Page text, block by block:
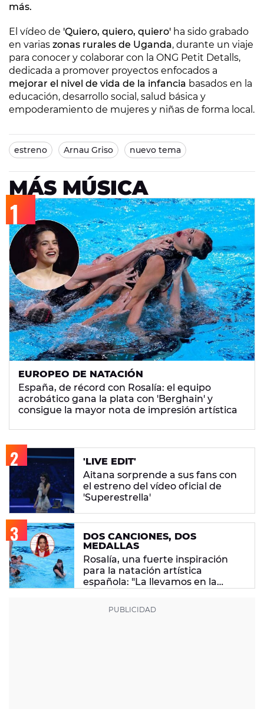
más.
El vídeo de 'Quiero, quiero, quiero' ha sido grabado
en varias zonas rurales de Uganda, durante un viaje
para conocer y colaborar con la ONG Petit Detalls,
dedicada a promover proyectos enfocados a
mejorar el nivel de vida de la infancia basados en la
educación, desarrollo social, salud básica y
empoderamiento de mujeres y niñas de forma local.
estreno Arnau Griso nuevo tema
MÁS MÚSICA
EUROPEO DE NATACIÓN
España, de récord con Rosalía: el equipo
acrobático gana la plata con 'Berghain' y
consigue la mayor nota de impresión artística
'LIVE EDIT'
Aitana sorprende a sus fans con
el estreno del vídeo oficial de
'Superestrella'
DOS CANCIONES, DOS
MEDALLAS
Rosalía, una fuerte inspiración
para la natación artística
española: "La llevamos en la